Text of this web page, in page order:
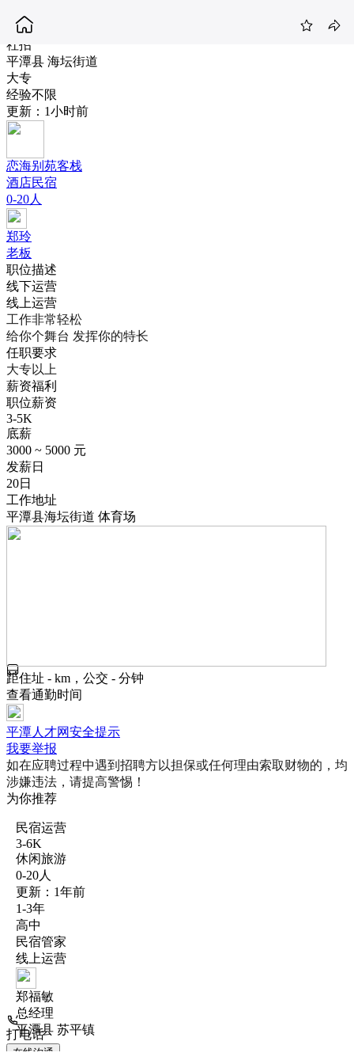
民宿运营
3-5K
社招
平潭县 海坛街道
大专
经验不限
更新：1小时前
恋海别苑客栈
酒店民宿
0-20人
郑玲
老板
职位描述
线下运营
线上运营
工作非常轻松
给你个舞台 发挥你的特长
任职要求
大专以上
薪资福利
职位薪资
3-5K
底薪
3000 ~ 5000 元
发薪日
20日
工作地址
平潭县海坛街道 体育场
距住址 - km，公交 - 分钟
查看通勤时间
平潭人才网安全提示
我要举报
如在应聘过程中遇到招聘方以担保或任何理由索取财物的，均
涉嫌违法，请提高警惕！
为你推荐
民宿运营
3-6K
休闲旅游
0-20人
更新：1年前
1-3年
高中
民宿管家
线上运营
郑福敏
总经理
平潭县 苏平镇
打电话
在线沟通